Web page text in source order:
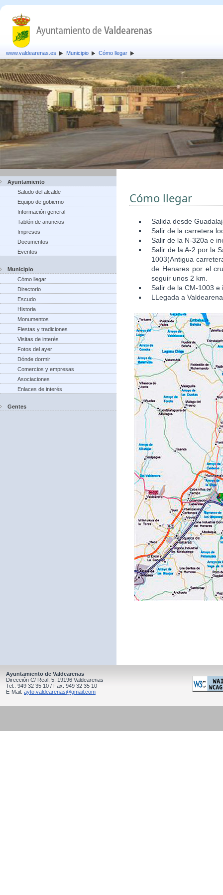
www.valdearenas.es Municipio Cómo llegar
Ayuntamiento
Saludo del alcalde
Equipo de gobierno
Información general
Tablón de anuncios
Impresos
Documentos
Eventos
Municipio
Cómo llegar
Directorio
Escudo
Historia
Monumentos
Fiestas y tradiciones
Visitas de interés
Fotos del ayer
Dónde dormir
Comercios y empresas
Asociaciones
Enlaces de interés
Gentes
Cómo llegar
Salida desde
Salir de la carretera
Salir de la N-320a e
Salir de la A-2 por la
1003(Antigua
de Henares por el
seguir unos 2 km.
Salir de la CM-1003
LLegada a
Ayuntamiento de Valdearenas
Dirección C/ Real, 5, 19196 Valdearenas
Tel.: 949 32 35 10 / Fax: 949 32 35 10
E-Mail: ayto.valdearenas@gmail.com